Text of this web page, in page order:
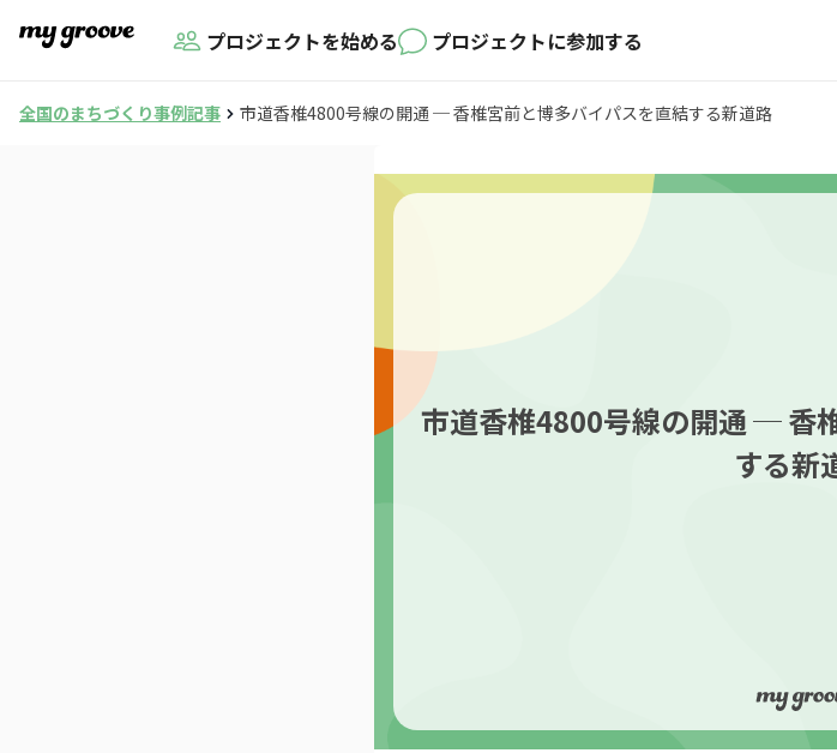
プロジェクトを始める プロジェクトに参加する
全国のまちづくり事例記事 市道香椎4800号線の開通 ─ 香椎宮前と博多バイパスを直結する新道路
市道香椎4800号線の開通 ─ 香
する新